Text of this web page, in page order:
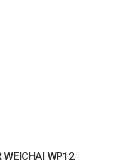
WEICHAI WP12